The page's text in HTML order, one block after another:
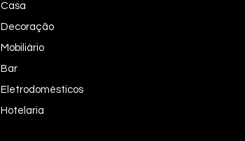
Casa
Decoração
Mobiliário
Bar
Eletrodomésticos
Hotelaria